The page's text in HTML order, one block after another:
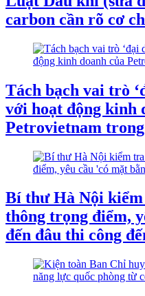
carbon cần rõ cơ
Tách bạch vai trò
với hoạt động kinh
Petrovietnam
Bí thư Hà Nội
thông trọng điểm,
đến đâu thi công